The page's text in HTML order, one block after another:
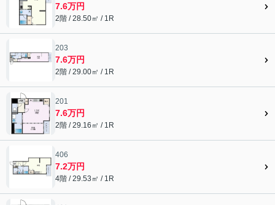
7.6万円
2階 / 28.50㎡ / 1R
203
7.6万円
2階 / 29.00㎡ / 1R
201
7.6万円
2階 / 29.16㎡ / 1R
406
7.2万円
4階 / 29.53㎡ / 1R